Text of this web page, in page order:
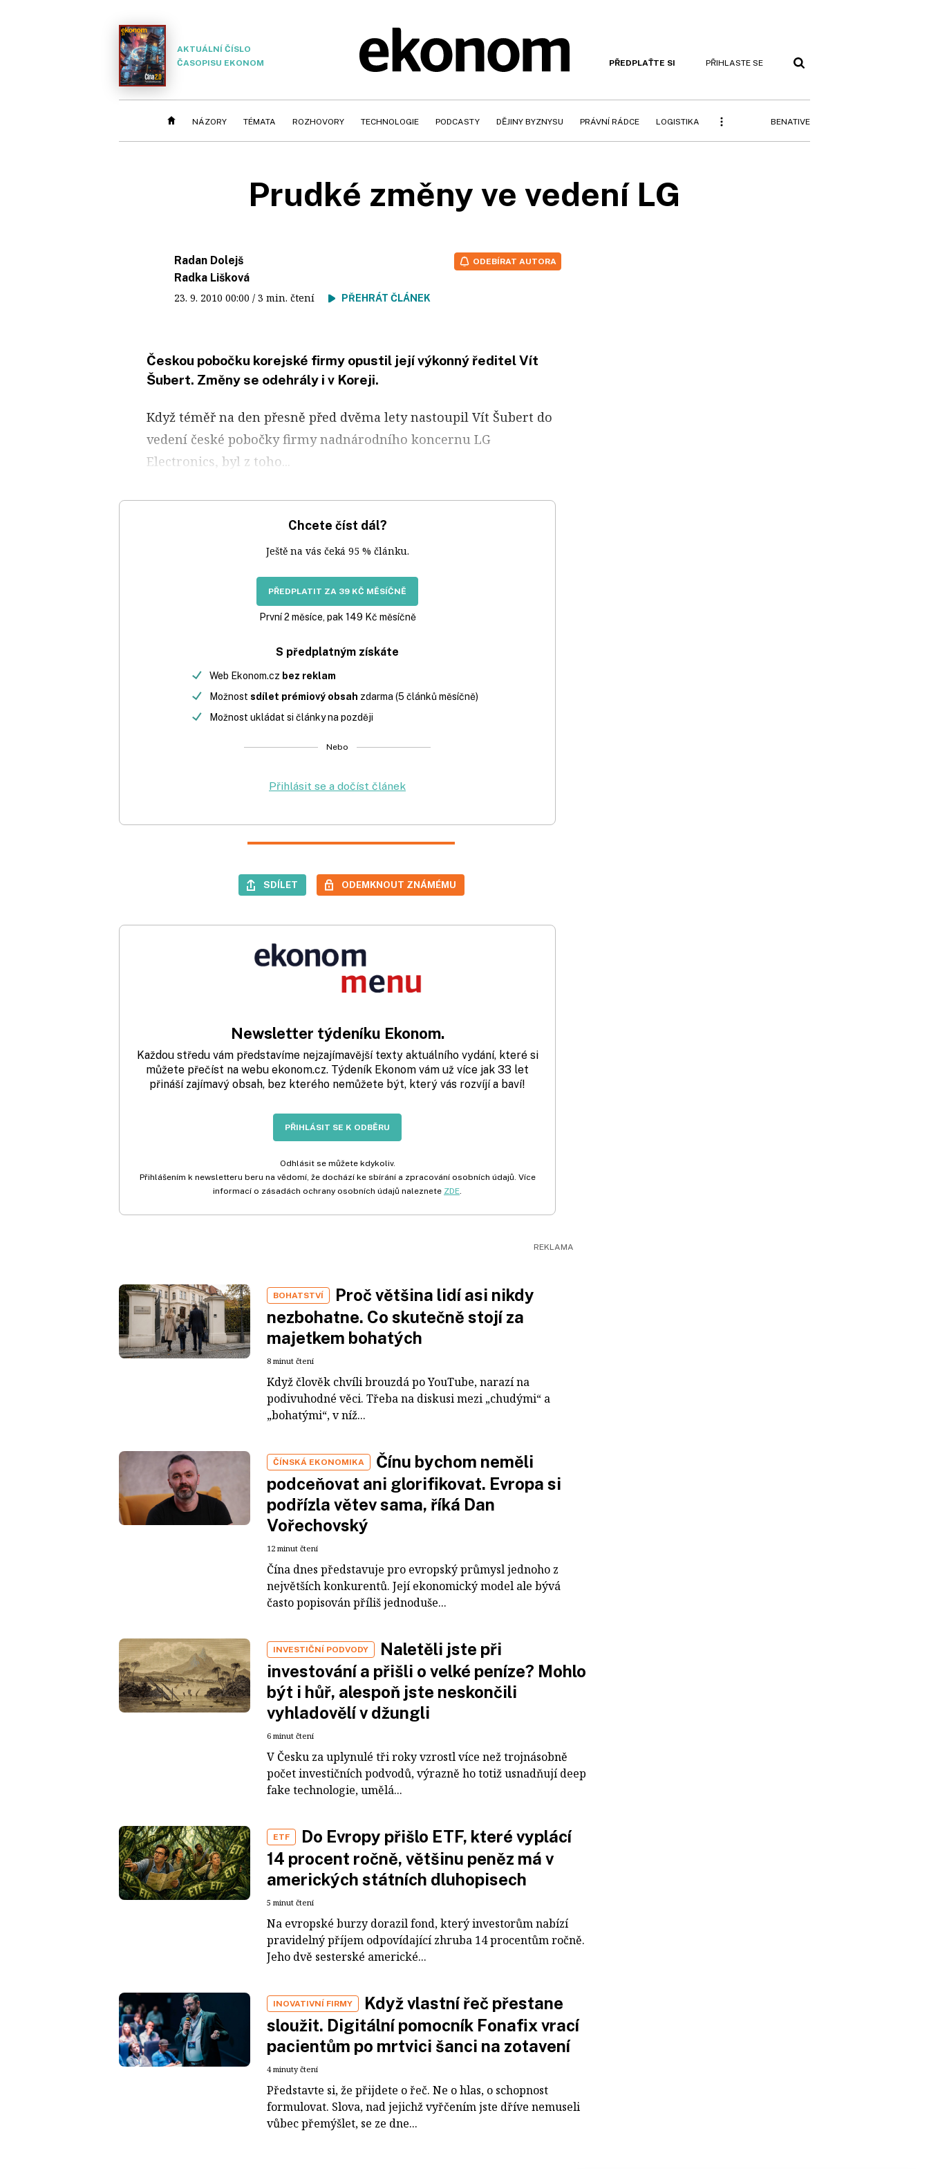
AKTUÁLNÍ ČÍSLO
ČASOPISU EKONOM
PŘEDPLAŤTE SI PŘIHLASTE SE
NÁZORY TÉMATA ROZHOVORY TECHNOLOGIE PODCASTY DĚJINY BYZNYSU PRÁVNÍ RÁDCE LOGISTIKA BENATIVE
Prudké změny ve vedení LG
Radan Dolejš
Radka Lišková
23. 9. 2010 00:00 / 3 min. čtení PŘEHRÁT ČLÁNEK
ODEBÍRAT AUTORA
Českou pobočku korejské firmy opustil její výkonný ředitel Vít
Šubert. Změny se odehrály i v Koreji.
Když téměř na den přesně před dvěma lety nastoupil Vít Šubert do
vedení české pobočky firmy nadnárodního koncernu LG
Electronics, byl z toho...
Chcete číst dál?
Ještě na vás čeká 95 % článku.
PŘEDPLATIT ZA 39 KČ MĚSÍČNĚ
První 2 měsíce, pak 149 Kč měsíčně
S předplatným získáte
Web Ekonom.cz bez reklam
Možnost sdílet prémiový obsah zdarma (5 článků měsíčně)
Možnost ukládat si články na později
Nebo
Přihlásit se a dočíst článek
SDÍLET ODEMKNOUT ZNÁMÉMU
Newsletter týdeníku Ekonom.
Každou středu vám představíme nejzajímavější texty aktuálního vydání, které si
můžete přečíst na webu ekonom.cz. Týdeník Ekonom vám už více jak 33 let
přináší zajímavý obsah, bez kterého nemůžete být, který vás rozvíjí a baví!
PŘIHLÁSIT SE K ODBĚRU
Odhlásit se můžete kdykoliv.
Přihlášením k newsletteru beru na vědomí, že dochází ke sbírání a zpracování osobních údajů. Více
informací o zásadách ochrany osobních údajů naleznete ZDE.
BOHATSTVÍ
Proč většina lidí asi nikdy
nezbohatne. Co skutečně stojí za
majetkem bohatých
8 minut čtení
Když člověk chvíli brouzdá po YouTube, narazí na
podivuhodné věci. Třeba na diskusi mezi „chudými“ a
„bohatými“, v níž...
ČÍNSKÁ EKONOMIKA
Čínu bychom neměli
podceňovat ani glorifikovat. Evropa si
podřízla větev sama, říká Dan
Vořechovský
12 minut čtení
Čína dnes představuje pro evropský průmysl jednoho z
největších konkurentů. Její ekonomický model ale bývá
často popisován příliš jednoduše...
INVESTIČNÍ PODVODY
Naletěli jste při
investování a přišli o velké peníze? Mohlo
být i hůř, alespoň jste neskončili
vyhladovělí v džungli
6 minut čtení
V Česku za uplynulé tři roky vzrostl více než trojnásobně
počet investičních podvodů, výrazně ho totiž usnadňují deep
fake technologie, umělá...
ETF
Do Evropy přišlo ETF, které vyplácí
14 procent ročně, většinu peněz má v
amerických státních dluhopisech
5 minut čtení
Na evropské burzy dorazil fond, který investorům nabízí
pravidelný příjem odpovídající zhruba 14 procentům ročně.
Jeho dvě sesterské americké...
INOVATIVNÍ FIRMY
Když vlastní řeč přestane
sloužit. Digitální pomocník Fonafix vrací
pacientům po mrtvici šanci na zotavení
4 minuty čtení
Představte si, že přijdete o řeč. Ne o hlas, o schopnost
formulovat. Slova, nad jejichž vyřčením jste dříve nemuseli
vůbec přemýšlet, se ze dne...